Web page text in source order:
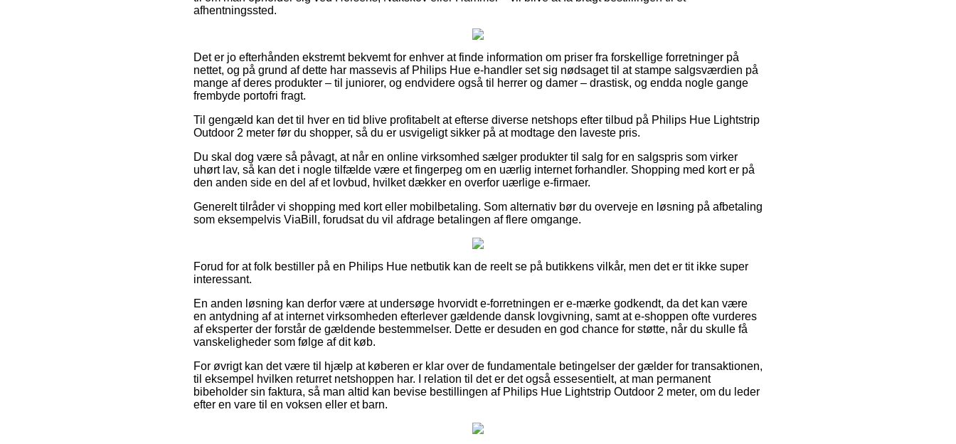
afhentningssted.
Det er jo efterhånden ekstremt bekvemt for enhver at finde information om priser fra forskellige forretninger på
nettet, og på grund af dette har massevis af Philips Hue e-handler set sig nødsaget til at stampe salgsværdien på
mange af deres produkter – til juniorer, og endvidere også til herrer og damer – drastisk, og endda nogle gange
frembyde portofri fragt.
Til gengæld kan det til hver en tid blive profitabelt at efterse diverse netshops efter tilbud på Philips Hue Lightstrip
Outdoor 2 meter før du shopper, så du er usvigeligt sikker på at modtage den laveste pris.
Du skal dog være så påvagt, at når en online virksomhed sælger produkter til salg for en salgspris som virker
uhørt lav, så kan det i nogle tilfælde være et fingerpeg om en uærlig internet forhandler. Shopping med kort er på
den anden side en del af et lovbud, hvilket dækker en overfor uærlige e-firmaer.
Generelt tilråder vi shopping med kort eller mobilbetaling. Som alternativ bør du overveje en løsning på afbetaling
som eksempelvis ViaBill, forudsat du vil afdrage betalingen af flere omgange.
Forud for at folk bestiller på en Philips Hue netbutik kan de reelt se på butikkens vilkår, men det er tit ikke super
interessant.
En anden løsning kan derfor være at undersøge hvorvidt e-forretningen er e-mærke godkendt, da det kan være
en antydning af at internet virksomheden efterlever gældende dansk lovgivning, samt at e-shoppen ofte vurderes
af eksperter der forstår de gældende bestemmelser. Dette er desuden en god chance for støtte, når du skulle få
vanskeligheder som følge af dit køb.
For øvrigt kan det være til hjælp at køberen er klar over de fundamentale betingelser der gælder for transaktionen,
til eksempel hvilken returret netshoppen har. I relation til det er det også essesentielt, at man permanent
bibeholder sin faktura, så man altid kan bevise bestillingen af Philips Hue Lightstrip Outdoor 2 meter, om du leder
efter en vare til en voksen eller et barn.